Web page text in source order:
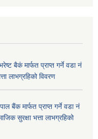
बैकं मार्फत प्राप्त गर्ने वडा नं
लाभग्रहिको विवरण
बैंक मार्फत प्राप्त गर्ने वडा नं
सुरक्षा भत्ता लाभग्रहिको